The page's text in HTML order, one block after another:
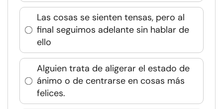
Las cosas se sienten tensas, pero al
final seguimos adelante sin hablar de
ello
Alguien trata de aligerar el estado de
ánimo o de centrarse en cosas más
felices.